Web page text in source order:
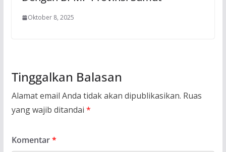
Oktober 8, 2025
Tinggalkan Balasan
Alamat email Anda tidak akan dipublikasikan. Ruas
yang wajib ditandai *
Komentar*